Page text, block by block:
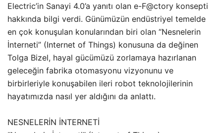
Electric’in Sanayi 4.0’a yanıtı olan e-F@ctory konsepti
hakkında bilgi verdi. Günümüzün endüstriyel temelde
en çok konuşulan konularından biri olan “Nesnelerin
İnterneti” (Internet of Things) konusuna da değinen
Tolga Bizel, hayal gücümüzü zorlamaya hazırlanan
geleceğin fabrika otomasyonu vizyonunu ve
birbirleriyle konuşabilen ileri robot teknolojilerinin
hayatımızda nasıl yer aldığını da anlattı.
NESNELERİN İNTERNETİ